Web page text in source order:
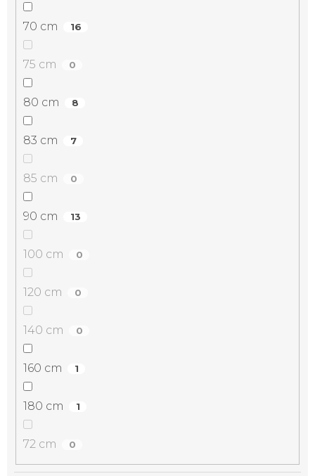
70 cm 16
75 cm 0
80 cm 8
83 cm 7
85 cm 0
90 cm 13
100 cm 0
120 cm 0
140 cm 0
160 cm 1
180 cm 1
72 cm 0